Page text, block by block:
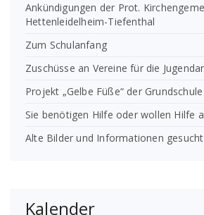
Ankündigungen der Prot.
Hettenleidelheim-Tiefenthal
Zum Schulanfang
Zuschüsse an Vereine für die
Projekt „Gelbe Füße“ der
Sie benötigen Hilfe oder wollen Hilfe
Alte Bilder und Informationen gesucht
Kalender